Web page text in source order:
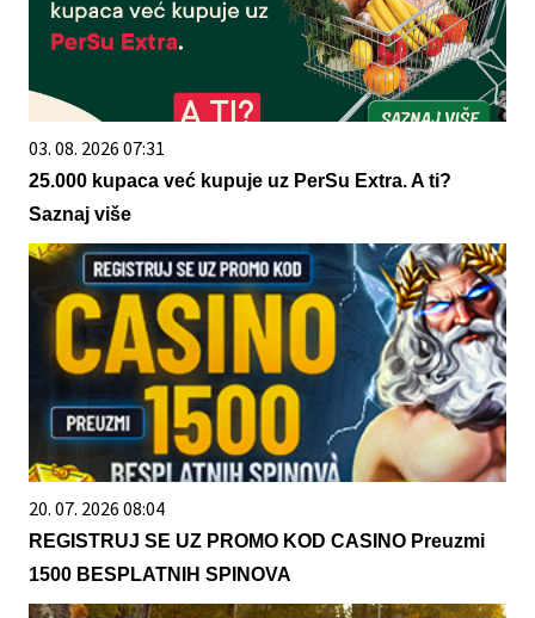
03. 08. 2026 07:31
25.000 kupaca već kupuje uz PerSu Extra. A ti?
Saznaj više
20. 07. 2026 08:04
REGISTRUJ SE UZ PROMO KOD CASINO Preuzmi
1500 BESPLATNIH SPINOVA